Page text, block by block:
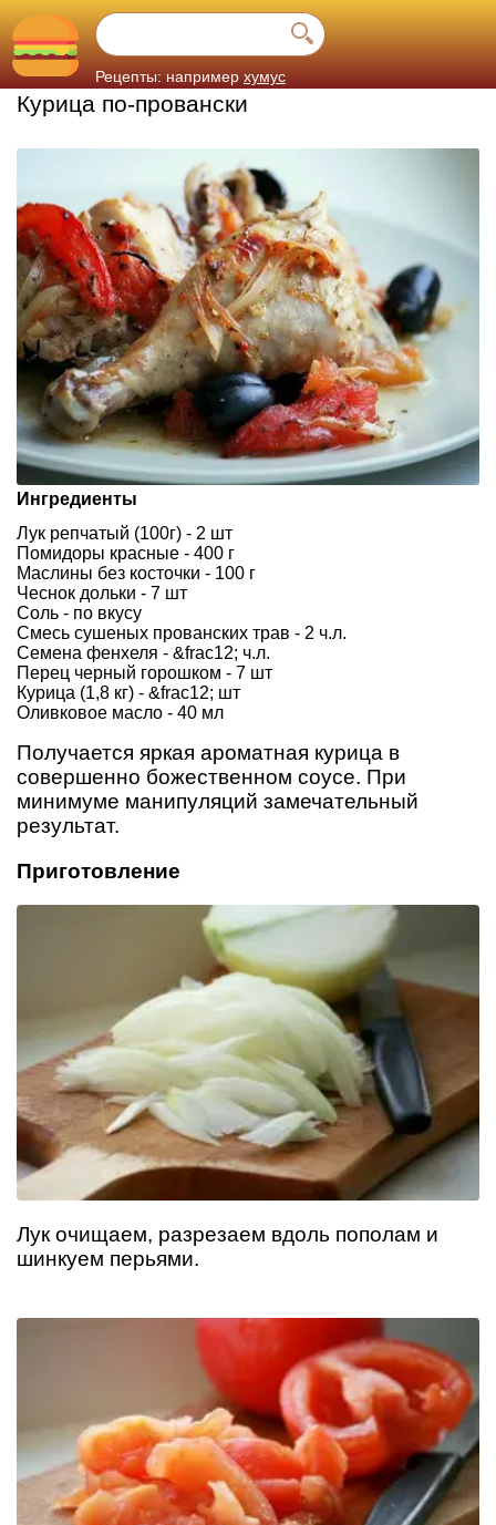
Рецепты: например хумус
Курица по-провански
Ингредиенты
Лук репчатый (100г) - 2 шт
Помидоры красные - 400 г
Маслины без косточки - 100 г
Чеснок дольки - 7 шт
Соль - по вкусу
Смесь сушеных прованских трав - 2 ч.л.
Семена фенхеля - &frac12; ч.л.
Перец черный горошком - 7 шт
Курица (1,8 кг) - &frac12; шт
Оливковое масло - 40 мл
Получается яркая ароматная курица в
совершенно божественном соусе. При
минимуме манипуляций замечательный
результат.
Приготовление
Лук очищаем, разрезаем вдоль пополам и
шинкуем перьями.